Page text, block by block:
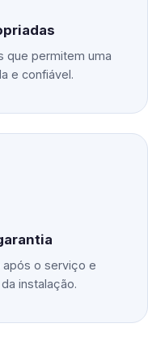
que permitem uma
e confiável.
após o serviço e
instalação.